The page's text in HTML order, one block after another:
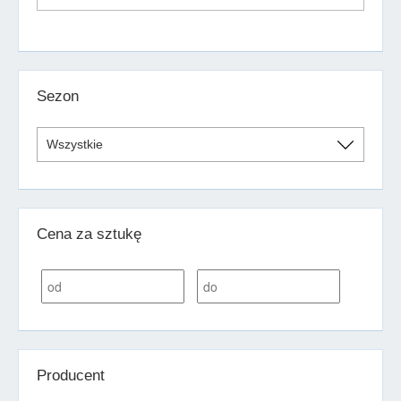
Sezon
Cena za sztukę
Producent